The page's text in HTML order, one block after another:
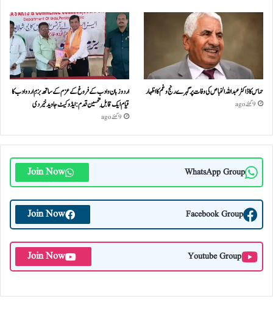
حماس کا ڈاکٹر عبداللہ الخباص کی وفات پر گہرے رنج وغم کااظہار
9 گھنٹے ago
اردو زبان و ادب کے فروغ کے عزم کے ساتھ بزمِ اردو ادب کا
قیام ایک قابلِ تحسین قدم : ایڈوکیٹ جاوید خیردی
9 گھنٹے ago
WhatsApp Group
Join Now
Facebook Group
Join Now
Youtube Group
Join Now